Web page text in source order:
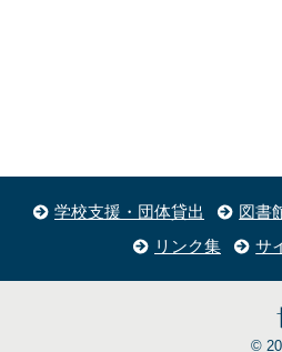
学校支援・団体貸出
図書
リンク集
サ
©